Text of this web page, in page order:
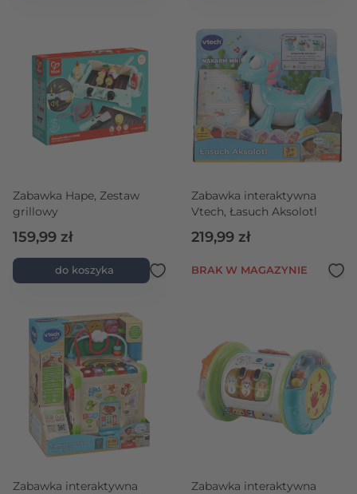
Zabawka Hape, Zestaw
grillowy
159,99 zł
do koszyka
Zabawka interaktywna
Vtech, Łasuch Aksolotl
219,99 zł
BRAK W MAGAZYNIE
Zabawka interaktywna
Zabawka interaktywna